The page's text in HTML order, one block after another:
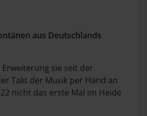
aus Deutschlands
sie seit der
Takt der Musik per Hand an
nicht das erste Mal im Heide